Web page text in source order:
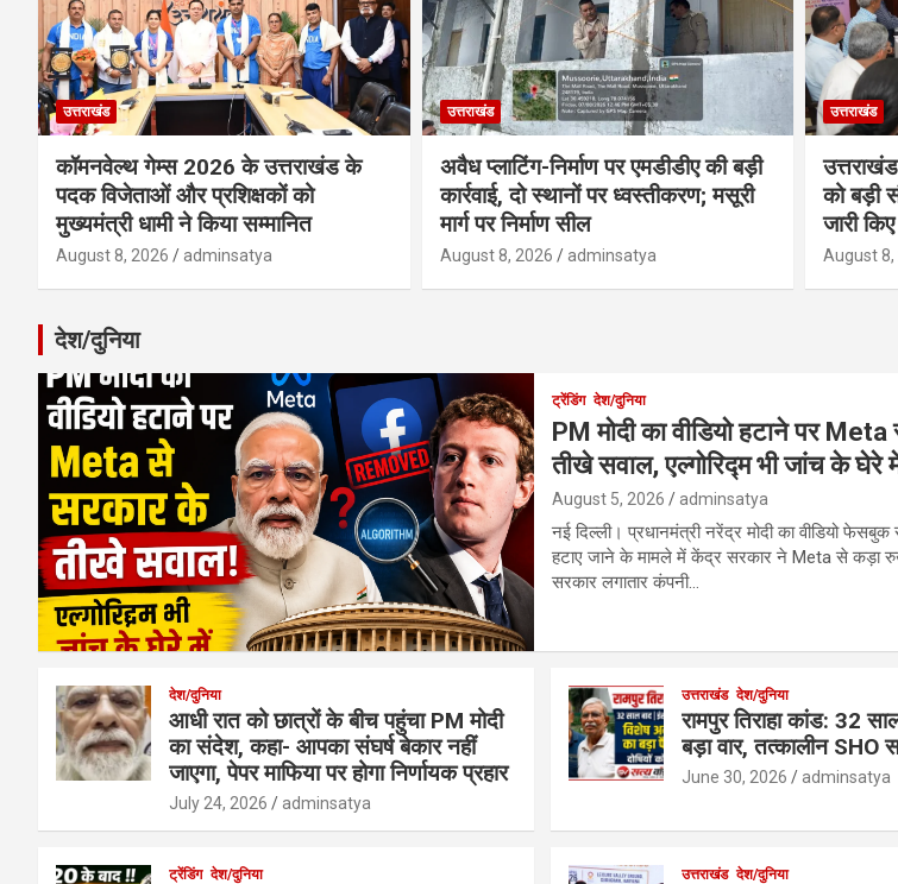
उत्तराखंड
कॉमनवेल्थ गेम्स 2026 के उत्तराखंड के
पदक विजेताओं और प्रशिक्षकों को
मुख्यमंत्री धामी ने किया सम्मानित
August 8, 2026 adminsatya
उत्तराखंड
अवैध प्लाटिंग-निर्माण पर एमडीडीए की बड़ी
कार्रवाई, दो स्थानों पर ध्वस्तीकरण; मसूरी
मार्ग पर निर्माण सील
August 8, 2026 adminsatya
उत्तराखंड
को बड़ी
जारी
August 8,
देश/दुनिया
ट्रेंडिंग देश/दुनिया
PM मोदी का वीडियो हटाने पर
तीखे सवाल, एल्गोरिद्म भी जांच के घेरे
August 5, 2026 adminsatya
नई दिल्ली। प्रधानमंत्री नरेंद्र मोदी का वीडियो
हटाए जाने के मामले में केंद्र सरकार ने Meta से कड़ा
सरकार लगातार कंपनी…
देश/दुनिया
आधी रात को छात्रों के बीच पहुंचा PM मोदी
का संदेश, कहा- आपका संघर्ष बेकार नहीं
जाएगा, पेपर माफिया पर होगा निर्णायक प्रहार
July 24, 2026 adminsatya
उत्तराखंड देश/दुनिया
रामपुर तिराहा कांड: 32
बड़ा वार, तत्कालीन
June 30, 2026 adminsatya
ट्रेंडिंग देश/दुनिया उत्तराखंड देश/दुनिया